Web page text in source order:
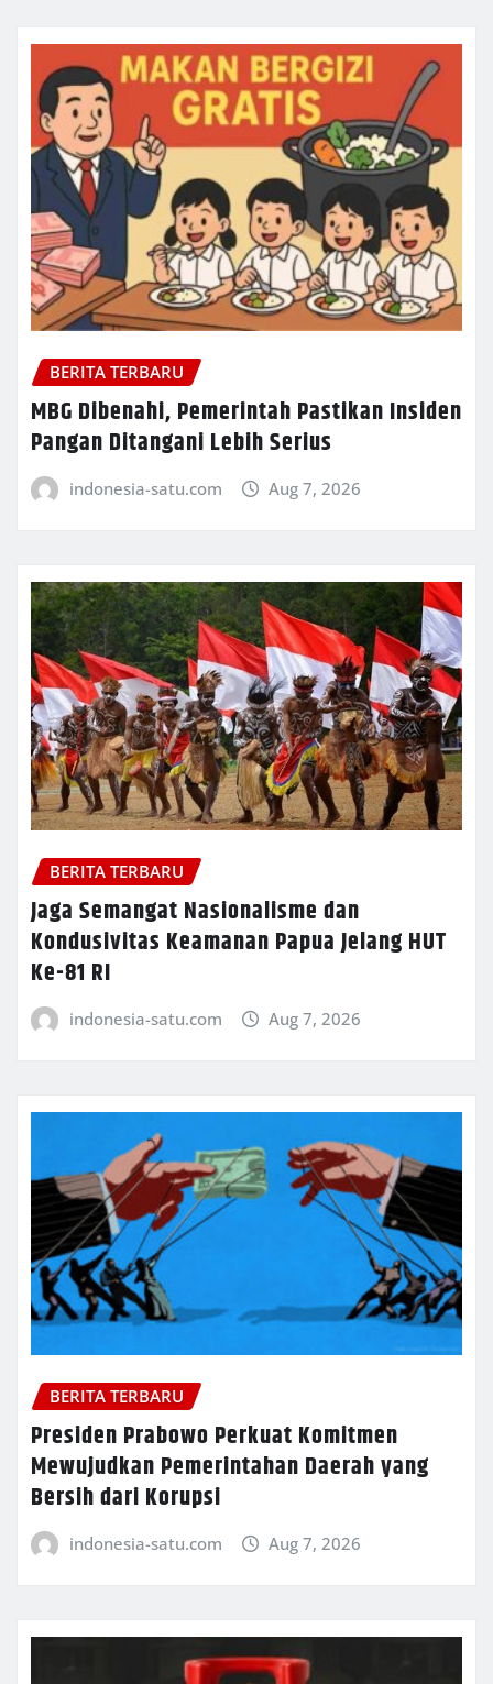
BERITA TERBARU
MBG Dibenahi, Pemerintah Pastikan Insiden
Pangan Ditangani Lebih Serius
indonesia-satu.com Aug 7, 2026
BERITA TERBARU
Jaga Semangat Nasionalisme dan
Kondusivitas Keamanan Papua Jelang HUT
Ke-81 RI
indonesia-satu.com Aug 7, 2026
BERITA TERBARU
Presiden Prabowo Perkuat Komitmen
Mewujudkan Pemerintahan Daerah yang
Bersih dari Korupsi
indonesia-satu.com Aug 7, 2026